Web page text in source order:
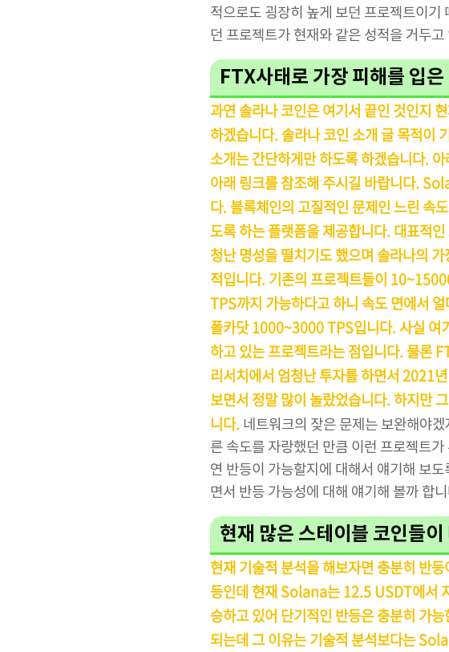
적으로도 굉장히 높게 보던 프로젝트이
던 프로젝트가 현재와 같은 성적을 거두
FTX사태로 가장 피해를 입
과연 솔라나 코인은 여기서 끝인 것인지
하겠습니다. 솔라나 코인 소개 글 목적이
소개는 간단하게만 하도록 하겠습니다.
아래 링크를 참조해 주시길 바랍니다.
다. 블록체인의 고질적인 문제인 느린 속
도록 하는 플랫폼을 제공합니다. 대표적
청난 명성을 떨치기도 했으며 솔라나의
적입니다. 기존의 프로젝트들이
TPS까지 가능하다고 하니 속도 면에서
폴카닷 1000~3000 TPS입니다. 사실 여
하고 있는 프로젝트라는 점입니다. 물론
리서치에서 엄청난 투자를 하면서 2021
보면서 정말 많이 놀랐었습니다. 하지만
니다. 네트워크의 잦은 문제는 보완해야
른 속도를 자랑했던 만큼 이런 프로젝트
연 반등이 가능할지에 대해서 얘기해 보
면서 반등 가능성에 대해 얘기해 볼까 합
현재 많은 스테이블 코인들
현재 기술적 분석을 해보자면 충분히 반
등인데 현재 Solana는 12.5 USDT에서
승하고 있어 단기적인 반등은 충분히 가
되는데 그 이유는 기술적 분석보다는